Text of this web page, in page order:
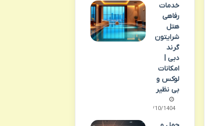
خدمات
رفاهی
هتل
شرایتون
گرند
دبی |
امکانات
لوکس و
بی نظیر
08/10/1404